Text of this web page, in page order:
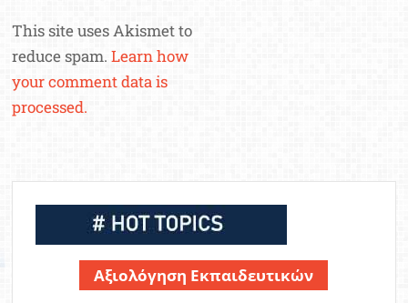
This site uses Akismet to
reduce spam.Learn how
your comment data is
processed.
Αξιολόγηση Εκπαιδευτικών